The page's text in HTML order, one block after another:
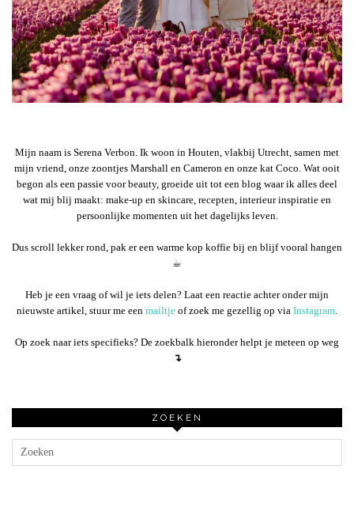
Mijn naam is Serena Verbon. Ik woon in Houten, vlakbij Utrecht, samen met
mijn vriend, onze zoontjes Marshall en Cameron en onze kat Coco. Wat ooit
begon als een passie voor beauty, groeide uit tot een blog waar ik alles deel
wat mij blij maakt: make-up en skincare, recepten, interieur inspiratie en
persoonlijke momenten uit het dagelijks leven.
Dus scroll lekker rond, pak er een warme kop koffie bij en blijf vooral hangen
☕︎
Heb je een vraag of wil je iets delen? Laat een reactie achter onder mijn
nieuwste artikel, stuur me een mailtje of zoek me gezellig op via Instagram
Op zoek naar iets specifieks? De zoekbalk hieronder helpt je meteen op weg
↴
ZOEKEN